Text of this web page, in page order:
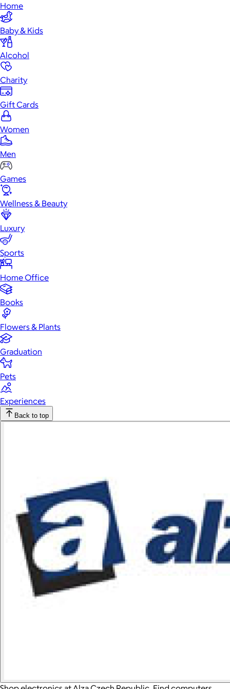
Home
Baby & Kids
Alcohol
Charity
Gift Cards
Women
Men
Games
Wellness & Beauty
Luxury
Sports
Home Office
Books
Flowers & Plants
Graduation
Pets
Experiences
Back to top